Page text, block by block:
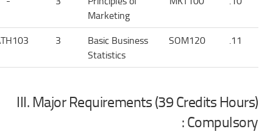
Marketing
11.
SOM120
Basic Business
Statistics
3
III. Major Requirements (39 Credits Hours)
Compulsory :